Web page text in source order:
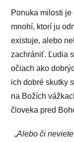
Ponuka milosti je
mnohí, ktorí ju
existuje, alebo
zachrániť. Ľudia
očiach ako
ich dobré skutky
na Božích
človeka pred
„Alebo či